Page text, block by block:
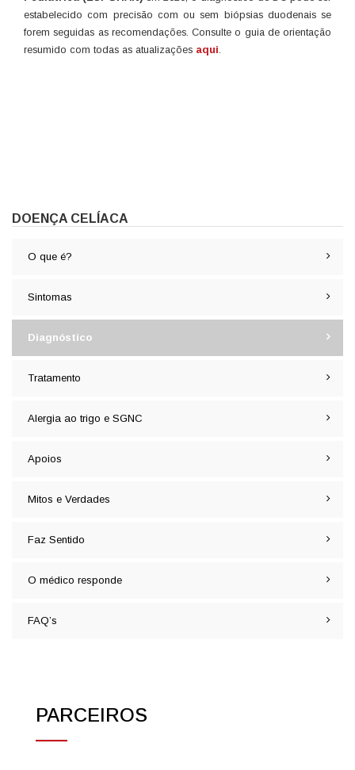
estabelecido com precisão com ou sem biópsias duodenais se
forem seguidas as recomendações. Consulte o guia de orientação
resumido com todas as atualizações aqui.
DOENÇA CELÍACA
O que é?
Sintomas
Diagnóstico
Tratamento
Alergia ao trigo e SGNC
Apoios
Mitos e Verdades
Faz Sentido
O médico responde
FAQ’s
PARCEIROS